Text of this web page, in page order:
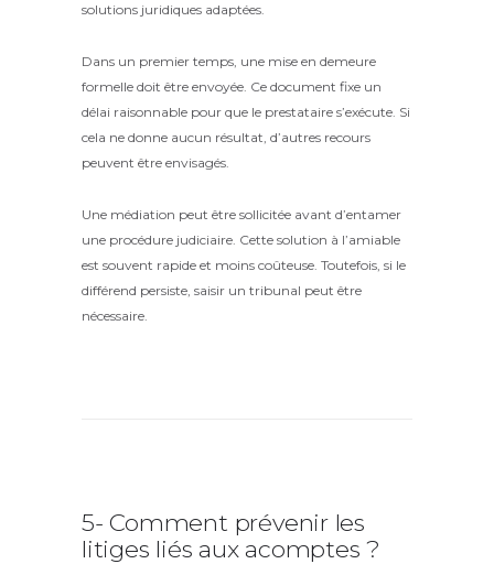
solutions juridiques adaptées.
Dans un premier temps, une mise en demeure
formelle doit être envoyée. Ce document fixe un
délai raisonnable pour que le prestataire s’exécute. Si
cela ne donne aucun résultat, d’autres recours
peuvent être envisagés.
Une médiation peut être sollicitée avant d’entamer
une procédure judiciaire. Cette solution à l’amiable
est souvent rapide et moins coûteuse. Toutefois, si le
différend persiste, saisir un tribunal peut être
nécessaire.
5- Comment prévenir les
litiges liés aux acomptes ?